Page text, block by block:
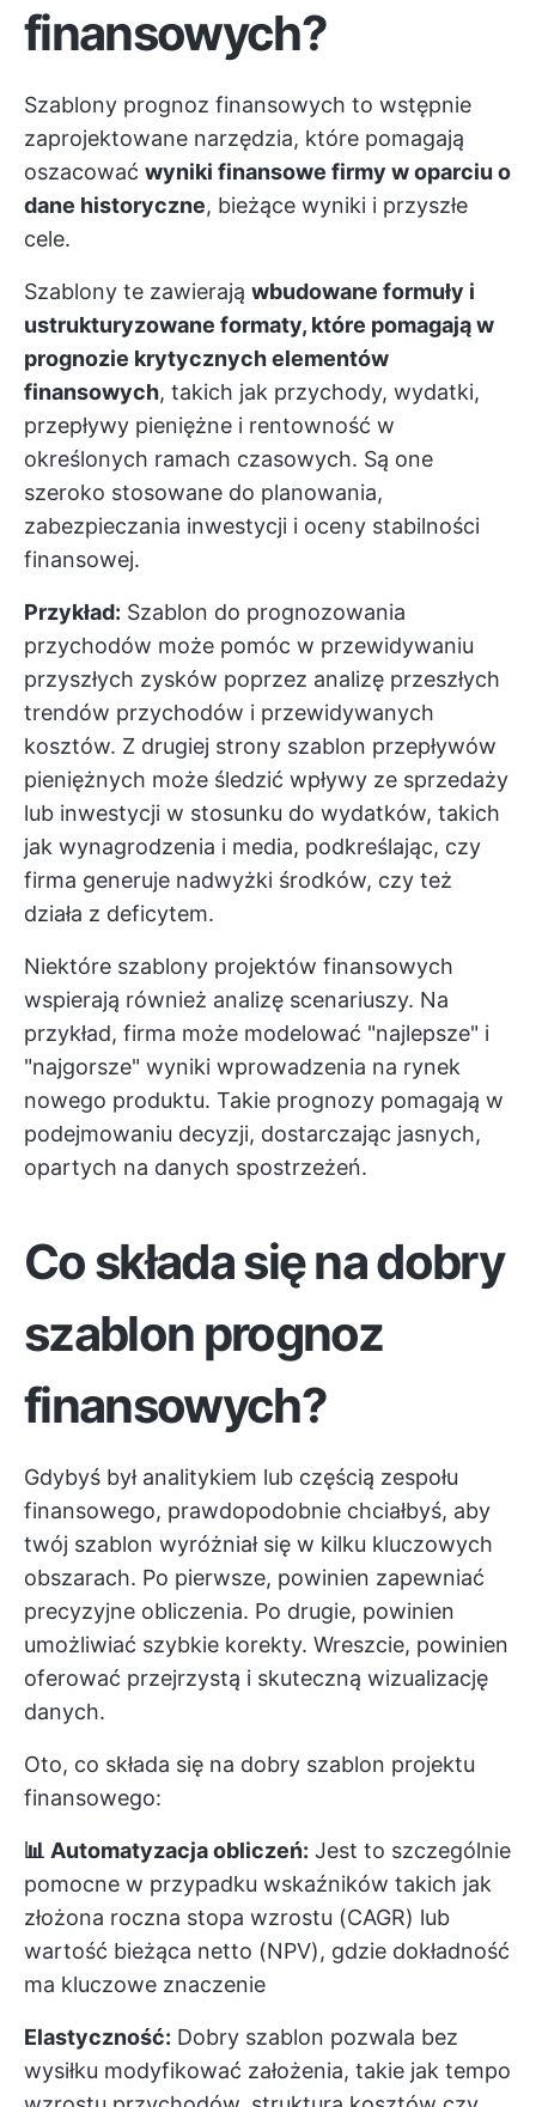
finansowych?
Szablony prognoz finansowych to wstępnie
zaprojektowane narzędzia, które pomagają
oszacować wyniki finansowe firmy w oparciu o
dane historyczne, bieżące wyniki i przyszłe
cele.
Szablony te zawierają wbudowane formuły i
ustrukturyzowane formaty, które pomagają w
prognozie krytycznych elementów
finansowych, takich jak przychody, wydatki,
przepływy pieniężne i rentowność w
określonych ramach czasowych. Są one
szeroko stosowane do planowania,
zabezpieczania inwestycji i oceny stabilności
finansowej.
Przykład: Szablon do prognozowania
przychodów może pomóc w przewidywaniu
przyszłych zysków poprzez analizę przeszłych
trendów przychodów i przewidywanych
kosztów. Z drugiej strony szablon przepływów
pieniężnych może śledzić wpływy ze sprzedaży
lub inwestycji w stosunku do wydatków, takich
jak wynagrodzenia i media, podkreślając, czy
firma generuje nadwyżki środków, czy też
działa z deficytem.
Niektóre szablony projektów finansowych
wspierają również analizę scenariuszy. Na
przykład, firma może modelować "najlepsze" i
"najgorsze" wyniki wprowadzenia na rynek
nowego produktu. Takie prognozy pomagają w
podejmowaniu decyzji, dostarczając jasnych,
opartych na danych spostrzeżeń.
Co składa się na dobry
szablon prognoz
finansowych?
Gdybyś był analitykiem lub częścią zespołu
finansowego, prawdopodobnie chciałbyś, aby
twój szablon wyróżniał się w kilku kluczowych
obszarach. Po pierwsze, powinien zapewniać
precyzyjne obliczenia. Po drugie, powinien
umożliwiać szybkie korekty. Wreszcie, powinien
oferować przejrzystą i skuteczną wizualizację
danych.
Oto, co składa się na dobry szablon projektu
finansowego:
📊 Automatyzacja obliczeń: Jest to szczególnie
pomocne w przypadku wskaźników takich jak
złożona roczna stopa wzrostu (CAGR) lub
wartość bieżąca netto (NPV), gdzie dokładność
ma kluczowe znaczenie
Elastyczność: Dobry szablon pozwala bez
wysiłku modyfikować założenia, takie jak tempo